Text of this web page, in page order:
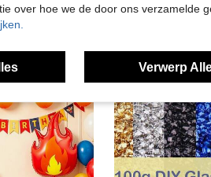
4.04€
over hoe we de door ons verzamelde
Verwerp